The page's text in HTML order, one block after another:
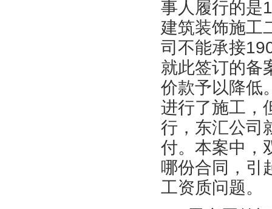
事人履行的是
建筑装饰施工
司不能承接
就此签订的备
价款予以降低
进行了施工，
行，东汇公司
付。本案中，
哪份合同，引
工资质问题。